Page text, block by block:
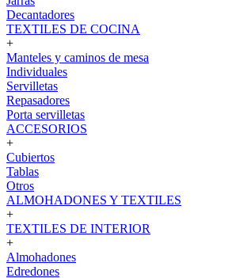
Decantadores
TEXTILES DE COCINA
+
Manteles y caminos de mesa
Individuales
Servilletas
Repasadores
Porta servilletas
ACCESORIOS
+
Cubiertos
Tablas
Otros
ALMOHADONES Y TEXTILES
+
TEXTILES DE INTERIOR
+
Almohadones
Edredones